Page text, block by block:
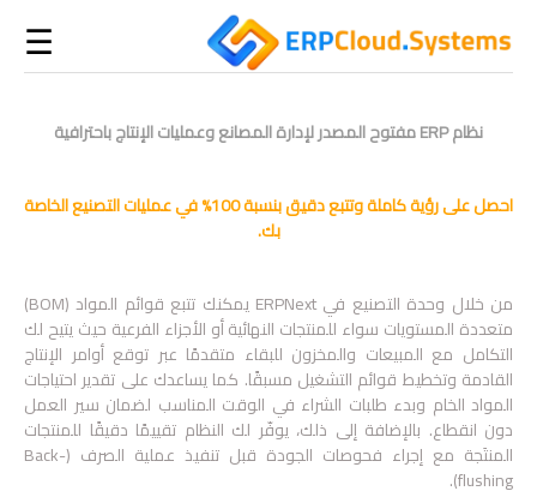
☰
نظام ERP مفتوح المصدر لإدارة المصانع وعمليات الإنتاج باحترافية
احصل على رؤية كاملة وتتبع دقيق بنسبة 100% في عمليات التصنيع الخاصة
بك.
من خلال وحدة التصنيع في ERPNext يمكنك تتبع قوائم المواد (BOM)
متعددة المستويات سواء للمنتجات النهائية أو الأجزاء الفرعية حيث يتيح لك
التكامل مع المبيعات والمخزون للبقاء متقدمًا عبر توقع أوامر الإنتاج
القادمة وتخطيط قوائم التشغيل مسبقًا. كما يساعدك على تقدير احتياجات
المواد الخام وبدء طلبات الشراء في الوقت المناسب لضمان سير العمل
دون انقطاع. بالإضافة إلى ذلك، يوفّر لك النظام تقييمًا دقيقًا للمنتجات
المنتَجة مع إجراء فحوصات الجودة قبل تنفيذ عملية الصرف (Back-
flushing).